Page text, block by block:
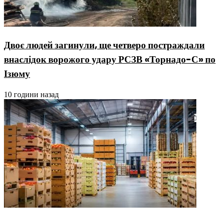
Двоє людей загинули, ще четверо постраждали
внаслідок ворожого удару РСЗВ «Торнадо-С» по
Ізюму
10 години назад